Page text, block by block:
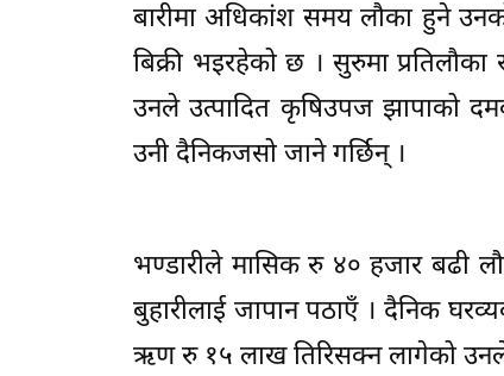
बारीमा अधिकांश समय लौका हुने
बिक्री भइरहेको छ । सुरुमा
उनले उत्पादित कृषिउपज झापाको
उनी दैनिकजसो जाने गर्छिन् ।
भण्डारीले मासिक रु ४० हजार बढी
बुहारीलाई जापान पठाएँ । दैनिक
ऋण रु १५ लाख तिरिसक्न लागेको